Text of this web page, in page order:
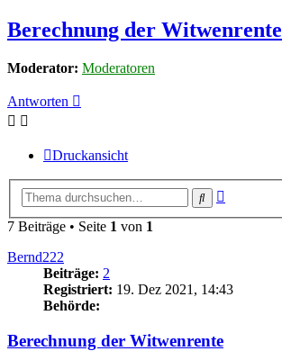
Berechnung der Witwenrente
Moderator: Moderatoren
Antworten
Druckansicht
Suche
7 Beiträge • Seite 1 von 1
Bernd222
Beiträge: 2
Registriert: 19. Dez 2021, 14:43
Behörde:
Berechnung der Witwenrente